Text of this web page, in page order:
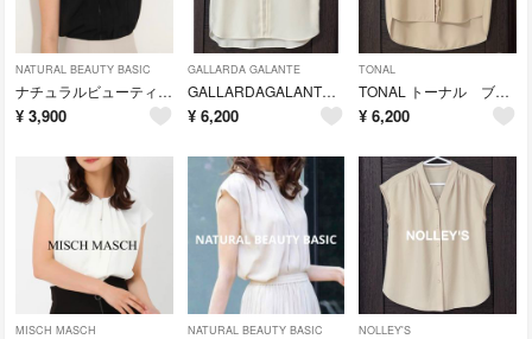
NATURAL BEAUTY BASIC
ナチュラルビューティーベーシック フリルネック フレンチスリーブ ハシゴレース
¥ 3,900
GALLARDA GALANTE
GALLARDAGALANTE ガリャルダガランテ ブラウス オフィス 通勤 フォーマル オケージョン
¥ 6,200
TONAL
TONAL トーナル ブラウス トップス オフィス オフィスコーデ オフィスカジュアル 通勤 オケージョン
¥ 6,200
MISCH MASCH NATURAL BEAUTY BASIC NOLLEY'S